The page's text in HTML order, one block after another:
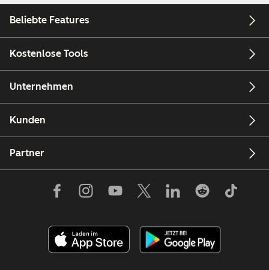
Beliebte Features
Kostenlose Tools
Unternehmen
Kunden
Partner